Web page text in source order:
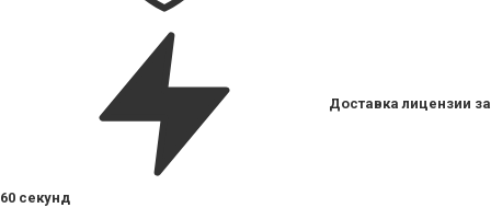
Доставка лицензии за
60 секунд